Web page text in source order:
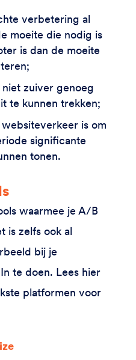
verbetering al
moeite die nodig is
is dan de moeite
zuiver genoeg
te kunnen trekken;
is om
significante
tonen.
waarmee je A/B
is zelfs ook al
bij je
te doen. Lees hier
platformen voor